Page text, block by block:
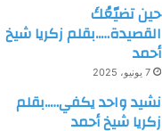
حين تضيّعُكَ
القصيدة…..بقلم زكريا شيخ
أحمد
7 يونيو، 2025
نشيد واحد يكفي…..بقلم
زكريا شيخ أحمد